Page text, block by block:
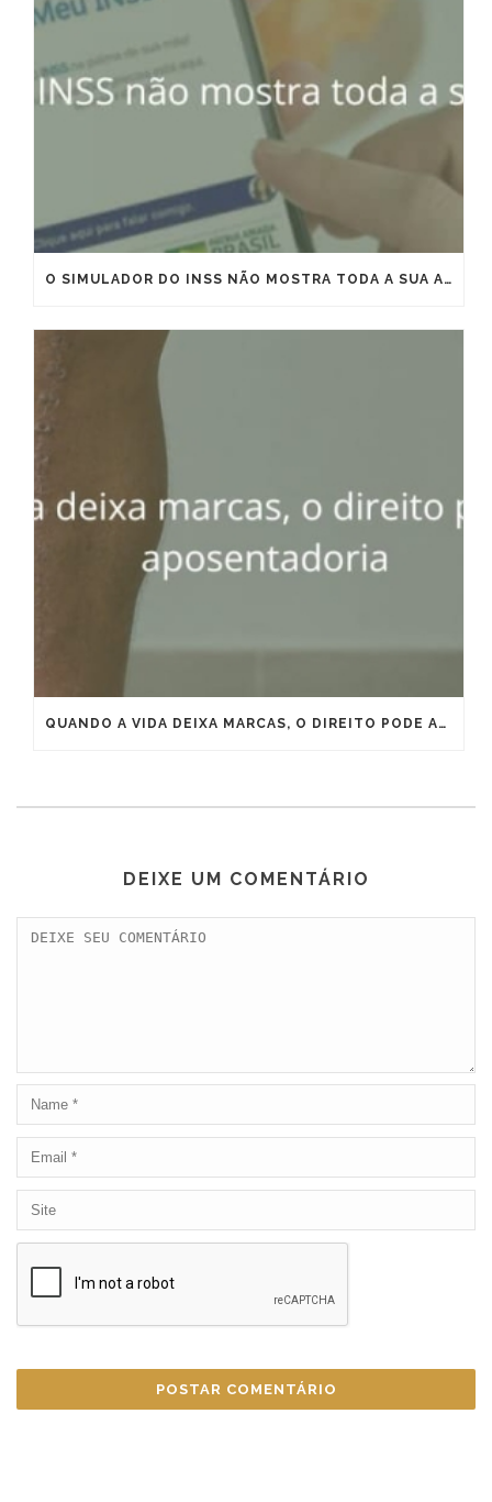
O SIMULADOR DO INSS NÃO MOSTRA TODA A SUA APOSENTADORIA
QUANDO A VIDA DEIXA MARCAS, O DIREITO PODE ANTECIPAR A APOSENTADORIA
DEIXE UM COMENTÁRIO